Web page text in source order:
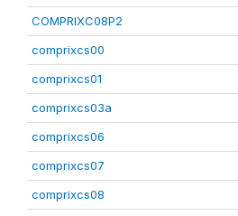
COMPRIXC08P2
comprixcs00
comprixcs01
comprixcs03a
comprixcs06
comprixcs07
comprixcs08